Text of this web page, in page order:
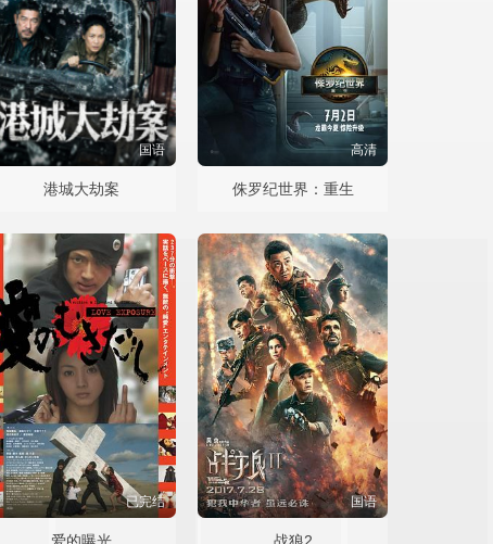
国语
港城大劫案
高清
侏罗纪世界：重生
已完结 国语